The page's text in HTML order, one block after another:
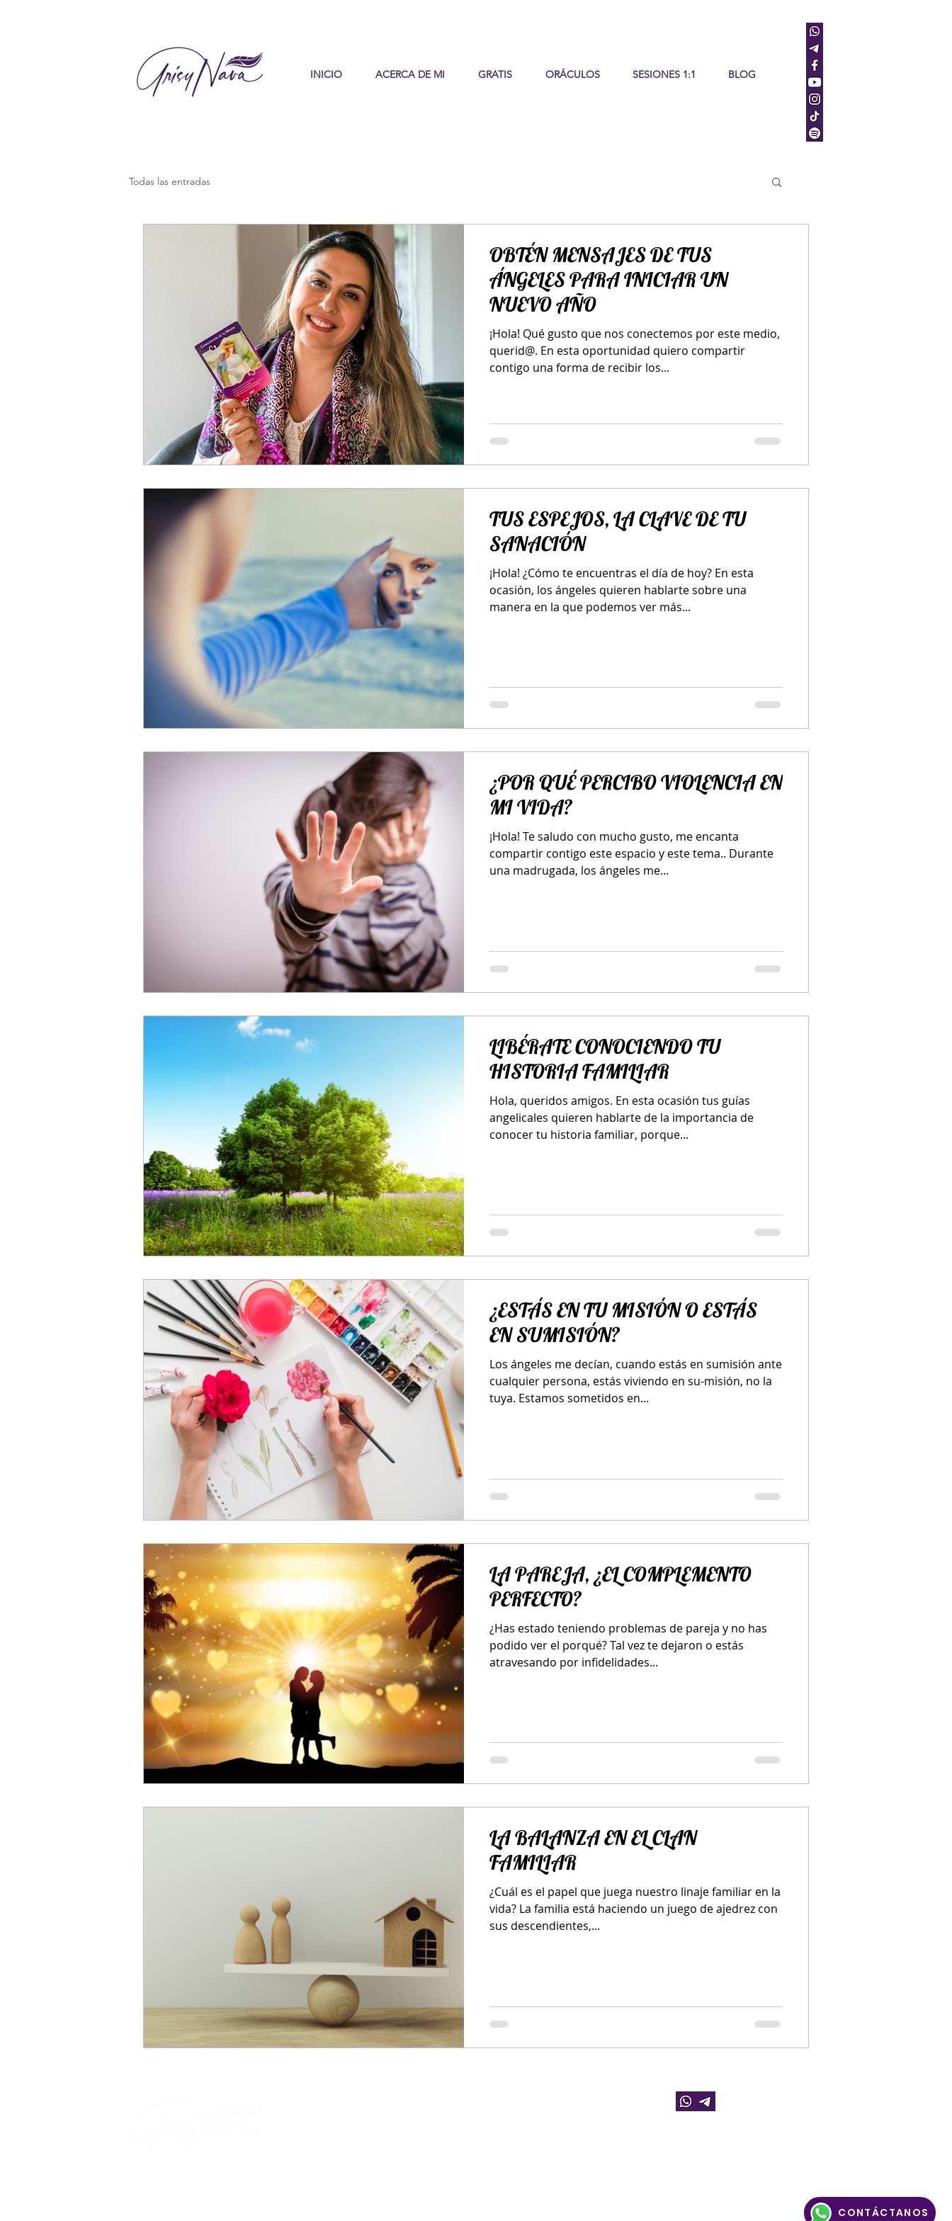
INICIO ACERCA DE MI GRATIS ORÁCULOS SESIONES 1:1 BLOG
Todas las entradas
OBTÉN MENSAJES DE TUS
ÁNGELES PARA INICIAR UN
NUEVO AÑO
¡Hola! Qué gusto que nos conectemos por este medio,
querid@. En esta oportunidad quiero compartir
contigo una forma de recibir los...
TUS ESPEJOS, LA CLAVE DE TU
SANACIÓN
¡Hola! ¿Cómo te encuentras el día de hoy? En esta
ocasión, los ángeles quieren hablarte sobre una
manera en la que podemos ver más...
¿POR QUÉ PERCIBO VIOLENCIA EN
MI VIDA?
¡Hola! Te saludo con mucho gusto, me encanta
compartir contigo este espacio y este tema.. Durante
una madrugada, los ángeles me...
LIBÉRATE CONOCIENDO TU
HISTORIA FAMILIAR
Hola, queridos amigos. En esta ocasión tus guías
angelicales quieren hablarte de la importancia de
conocer tu historia familiar, porque...
¿ESTÁS EN TU MISIÓN O ESTÁS
EN SUMISIÓN?
Los ángeles me decían, cuando estás en sumisión ante
cualquier persona, estás viviendo en su-misión, no la
tuya. Estamos sometidos en...
LA PAREJA, ¿EL COMPLEMENTO
PERFECTO?
¿Has estado teniendo problemas de pareja y no has
podido ver el porqué? Tal vez te dejaron o estás
atravesando por infidelidades...
LA BALANZA EN EL CLAN
FAMILIAR
¿Cuál es el papel que juega nuestro linaje familiar en la
vida? La familia está haciendo un juego de ajedrez con
sus descendientes,...
CONTÁCTANOS